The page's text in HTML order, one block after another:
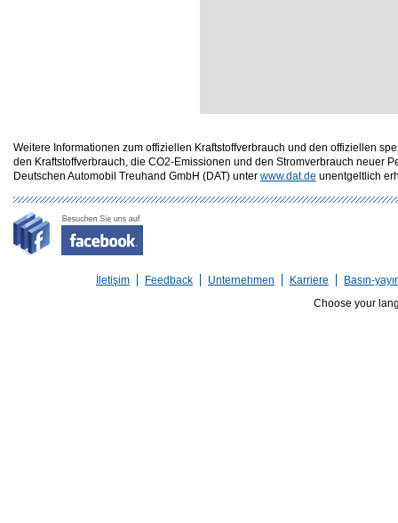
Weitere Informationen zum offiziellen Kraftstoffverbrauch und den offiziellen
den Kraftstoffverbrauch, die CO2-Emissionen und den Stromverbrauch neuer
Deutschen Automobil Treuhand GmbH (DAT) unter www.dat.de unentgeltlich
İletişim Feedback Unternehmen Karriere
Basın-
Choose your